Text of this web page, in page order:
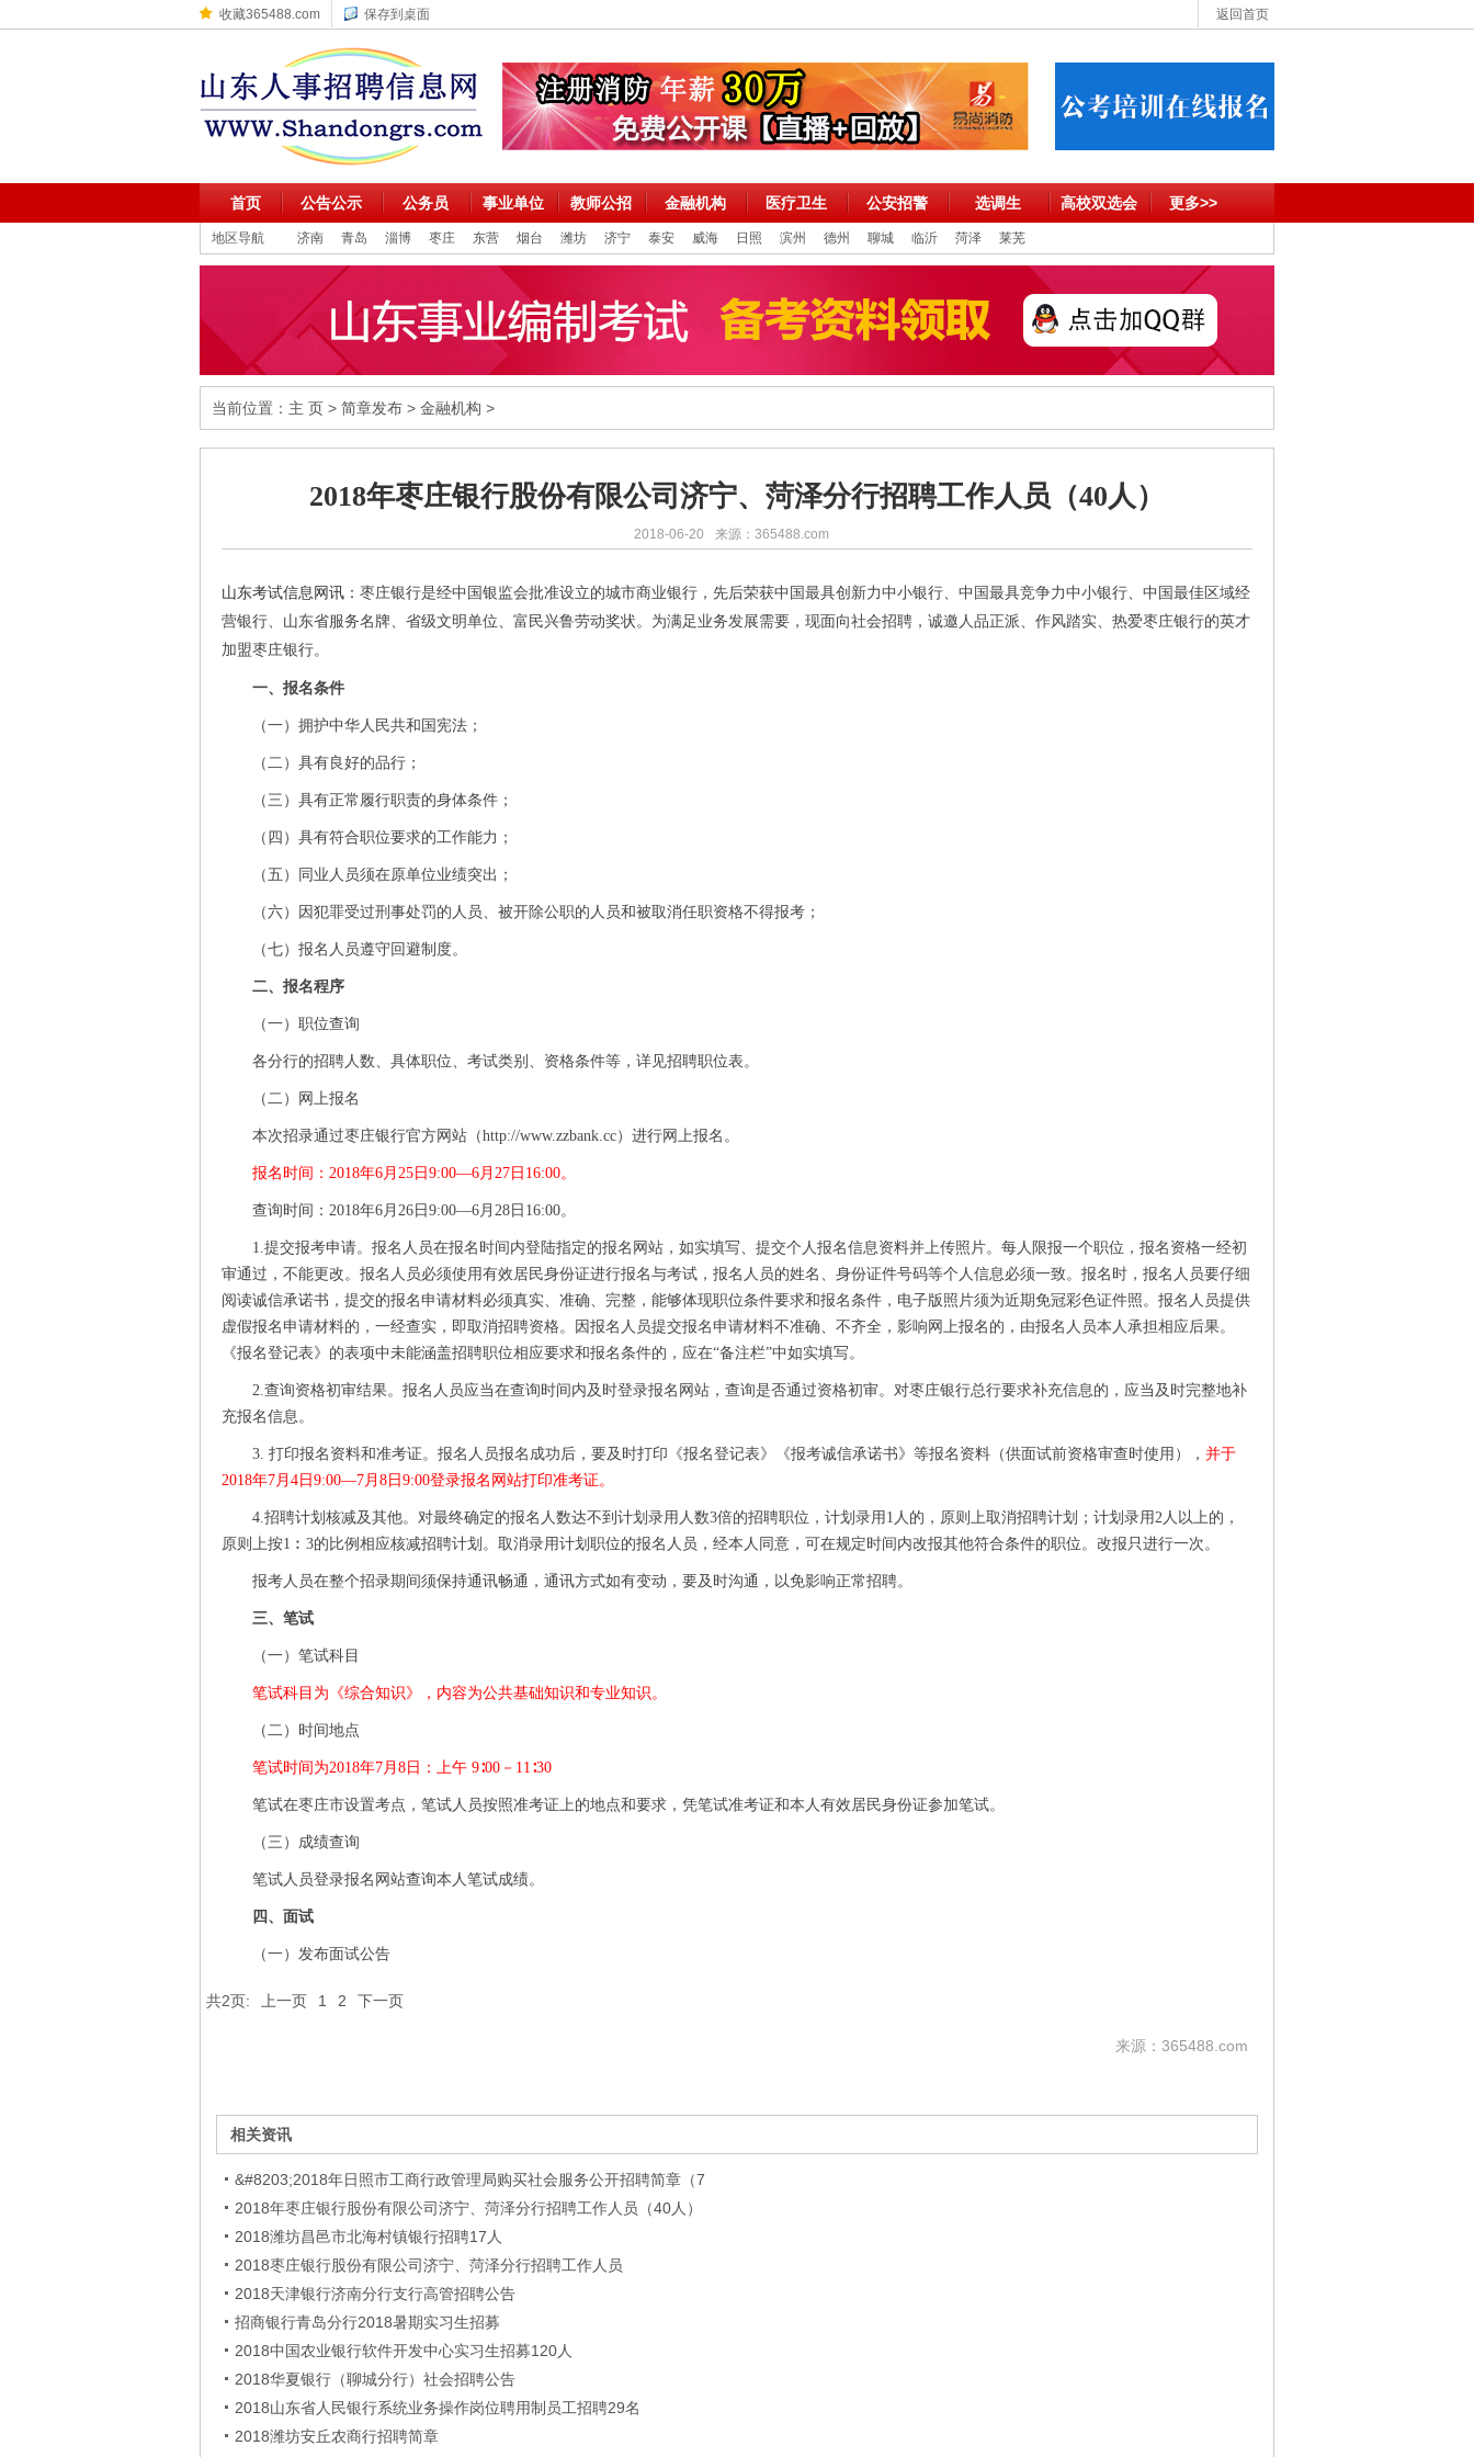
收藏365488.com 保存到桌面 返回首页
首页 公告公示 公务员 事业单位 教师公招 金融机构 医疗卫生 公安招警 选调生 高校双选会 更多>>
地区导航 济南 青岛 淄博 枣庄 东营 烟台 潍坊 济宁 泰安 威海 日照 滨州 德州 聊城 临沂 菏泽 莱芜
当前位置： 主 页 > 简章发布 > 金融机构 >
2018年枣庄银行股份有限公司济宁、菏泽分行招聘工作人员（40人）
2018-06-20 来源：365488.com
山东考试信息网讯： 枣庄银行是经中国银监会批准设立的城市商业银行，先后荣获中国最具创新力中小银行、中国最具竞争力中小银行、中国最佳区域经
营银行、山东省服务名牌、省级文明单位、富民兴鲁劳动奖状。为满足业务发展需要，现面向社会招聘，诚邀人品正派、作风踏实、热爱枣庄银行的英才
加盟枣庄银行。
一、报名条件
（一）拥护中华人民共和国宪法；
（二）具有良好的品行；
（三）具有正常履行职责的身体条件；
（四）具有符合职位要求的工作能力；
（五）同业人员须在原单位业绩突出；
（六）因犯罪受过刑事处罚的人员、被开除公职的人员和被取消任职资格不得报考；
（七）报名人员遵守回避制度。
二、报名程序
（一）职位查询
各分行的招聘人数、具体职位、考试类别、资格条件等，详见招聘职位表。
（二）网上报名
本次招录通过枣庄银行官方网站（http://www.zzbank.cc）进行网上报名。
报名时间： 2018年6月25日9:00—6月27日16:00。
查询时间： 2018年6月26日9:00—6月28日16:00。
1.提交报考申请。报名人员在报名时间内登陆指定的报名网站，如实填写、提交个人报名信息资料并上传照片。每人限报一个职位，报名资格一经初
审通过，不能更改。报名人员必须使用有效居民身份证进行报名与考试，报名人员的姓名、身份证件号码等个人信息必须一致。报名时，报名人员要仔细
阅读诚信承诺书，提交的报名申请材料必须真实、准确、完整，能够体现职位条件要求和报名条件，电子版照片须为近期免冠彩色证件照。报名人员提供
虚假报名申请材料的，一经查实，即取消招聘资格。因报名人员提交报名申请材料不准确、不齐全，影响网上报名的，由报名人员本人承担相应后果。
《报名登记表》的表项中未能涵盖招聘职位相应要求和报名条件的，应在“备注栏”中如实填写。
2.查询资格初审结果。报名人员应当在查询时间内及时登录报名网站，查询是否通过资格初审。对枣庄银行总行要求补充信息的，应当及时完整地补
充报名信息。
3. 打印报名资料和准考证。报名人员报名成功后，要及时打印《报名登记表》《报考诚信承诺书》等报名资料（供面试前资格审查时使用）， 并于
2018年7月4日9:00—7月8日9:00登录报名网站打印准考证。
4.招聘计划核减及其他。对最终确定的报名人数达不到计划录用人数3倍的招聘职位，计划录用1人的，原则上取消招聘计划；计划录用2人以上的，
原则上按1︰3的比例相应核减招聘计划。取消录用计划职位的报名人员，经本人同意，可在规定时间内改报其他符合条件的职位。改报只进行一次。
报考人员在整个招录期间须保持通讯畅通，通讯方式如有变动，要及时沟通，以免影响正常招聘。
三、笔试
（一）笔试科目
笔试科目为《综合知识》，内容为公共基础知识和专业知识。
（二）时间地点
笔试时间为2018年7月8日：上午 9∶00－11∶30
笔试在枣庄市设置考点，笔试人员按照准考证上的地点和要求，凭笔试准考证和本人有效居民身份证参加笔试。
（三）成绩查询
笔试人员登录报名网站查询本人笔试成绩。
四、面试
（一）发布面试公告
共2页: 上一页 1 2 下一页
来源：365488.com
相关资讯
&#8203;2018年日照市工商行政管理局购买社会服务公开招聘简章（7
2018年枣庄银行股份有限公司济宁、菏泽分行招聘工作人员（40人）
2018潍坊昌邑市北海村镇银行招聘17人
2018枣庄银行股份有限公司济宁、菏泽分行招聘工作人员
2018天津银行济南分行支行高管招聘公告
招商银行青岛分行2018暑期实习生招募
2018中国农业银行软件开发中心实习生招募120人
2018华夏银行（聊城分行）社会招聘公告
2018山东省人民银行系统业务操作岗位聘用制员工招聘29名
2018潍坊安丘农商行招聘简章